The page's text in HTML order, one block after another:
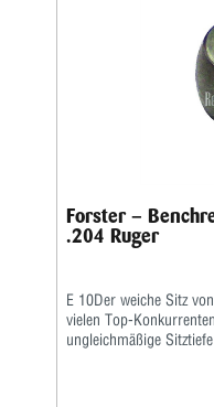
Forster –
.204 Ruger
E 10Der weiche Sitz
vielen Top-
ungleichmäßige